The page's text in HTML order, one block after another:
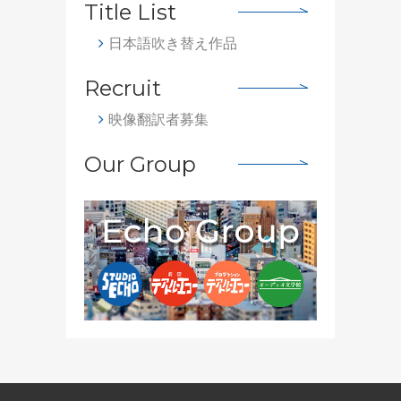
Title List
日本語吹き替え作品
Recruit
映像翻訳者募集
Our Group